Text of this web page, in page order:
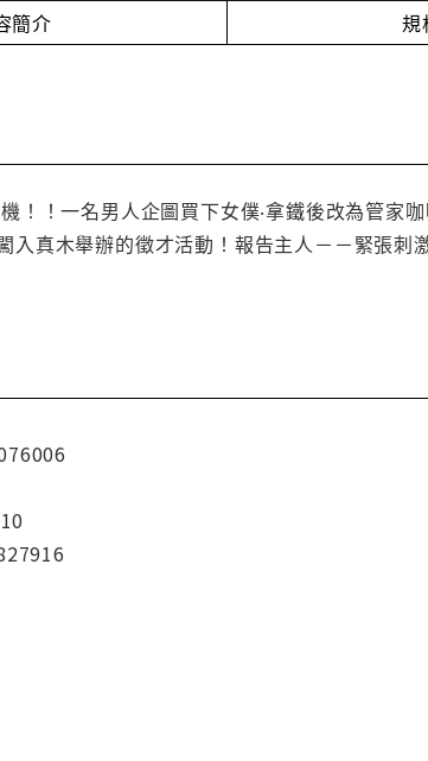
簡介 規
！！一名男人企圖買下女僕‧拿鐵後改為管
入真木舉辦的徵才活動！報告主人－－緊張刺